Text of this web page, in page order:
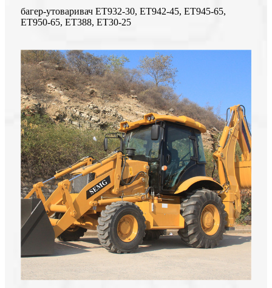
багер-утоваривач ЕТ932-30, ЕТ942-45, ЕТ945-65,
ЕТ950-65, ЕТ388, ЕТ30-25